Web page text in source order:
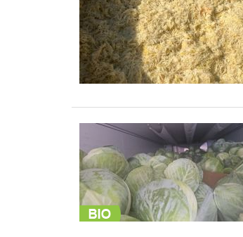
sprzedam kapustę białą, zbiór
kapusta młoda na sprzedaż,
Dzięki temu rolnicy i konsumenci
Kupię Kapustę
sukam dużych ilości świeżej
kupię kapustę kwaszoną w
Zainteresowanie obejmuje również
wymiany towarów.
Skup Kapusty